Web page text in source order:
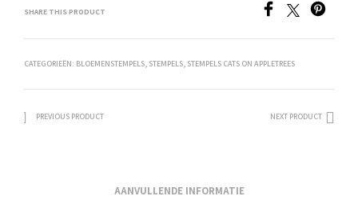
SHARE THIS PRODUCT
CATEGORIEËN: BLOEMENSTEMPELS, STEMPELS, STEMPELS CATS ON APPLETREES
PREVIOUS PRODUCT NEXT PRODUCT
AANVULLENDE INFORMATIE